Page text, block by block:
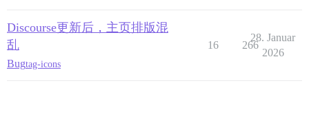
Discourse更新后，主页排版混
乱
Bugtag-icons
16 266
28. Januar
2026